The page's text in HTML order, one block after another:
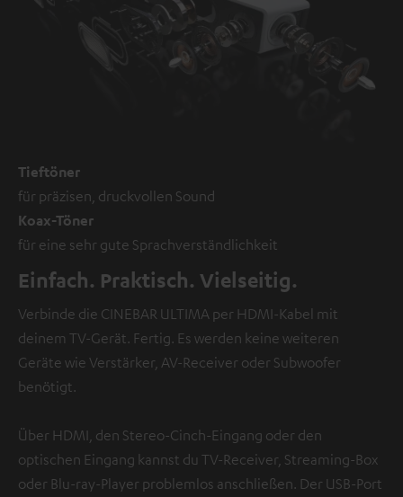
Tieftöner
für präzisen, druckvollen Sound
Koax-Töner
für eine sehr gute Sprachverständlichkeit
Einfach. Praktisch. Vielseitig.
Verbinde die CINEBAR ULTIMA per HDMI-Kabel mit
deinem TV-Gerät. Fertig. Es werden keine weiteren
Geräte wie Verstärker, AV-Receiver oder Subwoofer
benötigt.
Über HDMI, den Stereo-Cinch-Eingang oder den
optischen Eingang kannst du TV-Receiver, Streaming-Box
oder Blu-ray-Player problemlos anschließen. Der USB-Port